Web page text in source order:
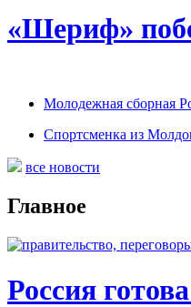
«Шериф»
Молодежная сборная
Спортсменка из
все новости
Главное
Россия